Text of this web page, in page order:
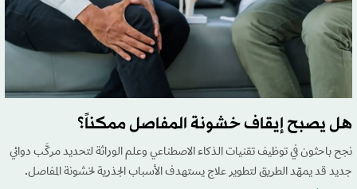
هل يصبح إيقاف خشونة المفاصل ممكناً؟
نجح باحثون في توظيف تقنيات الذكاء الاصطناعي وعلم الوراثة لتحديد مركَّب دوائي
جديد قد يمهّد الطريق لتطوير علاج يستهدف الأسباب الجذرية لخشونة المفاصل.